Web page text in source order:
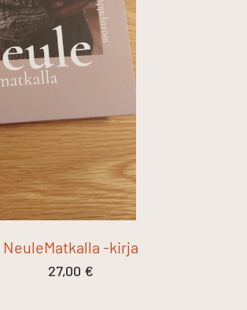
NeuleMatkalla -kirja
27,00 €